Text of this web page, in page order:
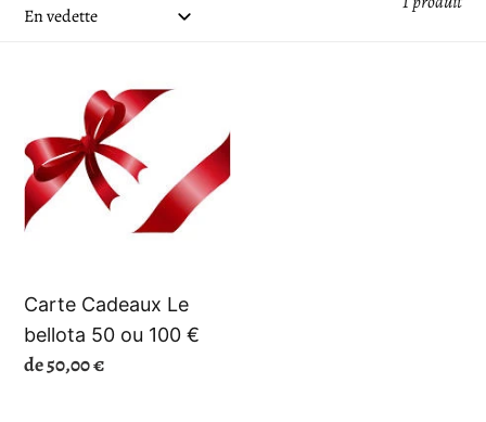
t
n
:
Cadeaux
Le
bellota
50
ou
€
Carte Cadeaux Le
bellota 50 ou 100 €
Prix
de 50,00 €